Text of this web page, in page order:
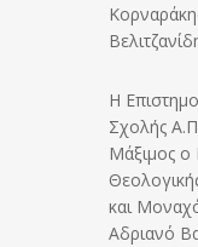
Η
Σχολής
Μάξιμος ο
και
Αδριανό